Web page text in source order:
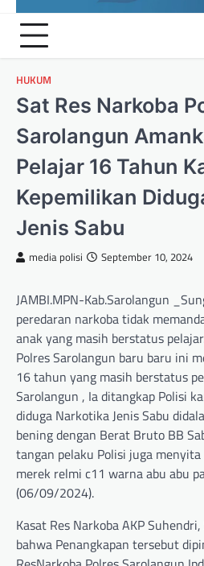
HUKUM
Sat Res Narkoba
Sarolangun
Pelajar 16 Tahun
Kepemilikan
Jenis Sabu
media polisi September 10, 2024
JAMBI.MPN-Kab.Sarolangun
peredaran narkoba tidak
anak yang masih berstatus
Polres Sarolangun baru baru ini
16 tahun yang masih berstatus
Sarolangun , Ia ditangkap Polisi
diduga Narkotika Jenis Sabu
bening dengan Berat Bruto BB
tangan pelaku Polisi juga
merek relmi c11 warna abu abu
(06/09/2024).
Kasat Res Narkoba AKP
bahwa Penangkapan tersebut